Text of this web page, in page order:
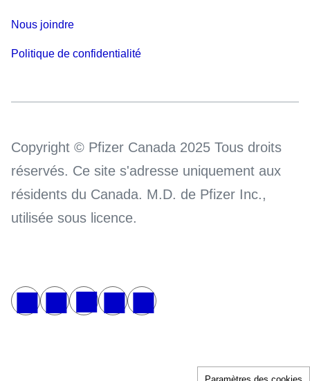
Nous joindre
Politique de confidentialité
Copyright © Pfizer Canada 2025 Tous droits
réservés. Ce site s'adresse uniquement aux
résidents du Canada. M.D. de Pfizer Inc.,
utilisée sous licence.